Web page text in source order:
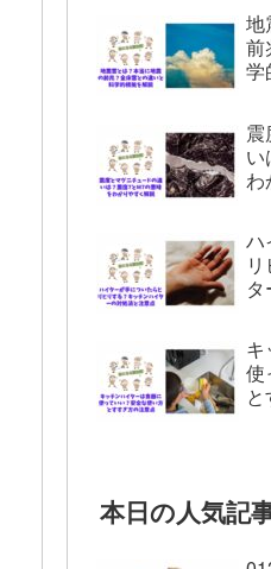
地
前
学
震
い
わ
ハ
キ
使
本日の人気記